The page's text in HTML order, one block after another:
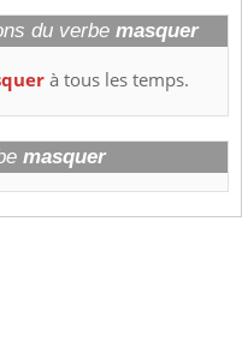
du verbe masquer
à tous les temps.
masquer